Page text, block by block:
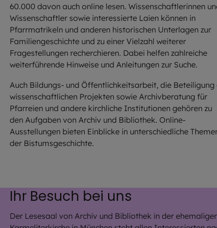
60.000 davon auch online lesen. Wissenschaftlerinnen
Wissenschaftler sowie interessierte Laien können in
Pfarrmatrikeln und anderen historischen Unterlagen zur
Familiengeschichte und zu einer Vielzahl weiterer
Fragestellungen recherchieren. Dabei helfen zahlreiche
weiterführende Hinweise und Anleitungen zur Suche.
Auch Bildungs- und Öffentlichkeitsarbeit, die Beteiligung
wissenschaftlichen Projekten sowie Archivberatung für
Pfarreien und andere kirchliche Institutionen gehören zu
den Aufgaben von Archiv und Bibliothek. Online-
Ausstellungen bieten Einblicke in unterschiedliche
der Bistumsgeschichte.
Ihr Besuch bei uns
Der Lesesaal von Archiv und Bibliothek in der